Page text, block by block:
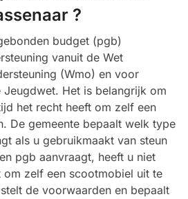
?
budget (pgb)
vanuit de Wet
(Wmo) en voor
Het is belangrijk om
het recht heeft om zelf een
De gemeente bepaalt welk type
als u gebruikmaakt van steun
pgb aanvraagt, heeft u niet
om zelf een scootmobiel uit te
de voorwaarden en bepaalt